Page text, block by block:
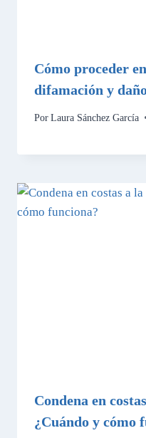
Cómo proceder
difamación y
Por Laura Sánchez García
Condena en
¿Cuándo y cómo